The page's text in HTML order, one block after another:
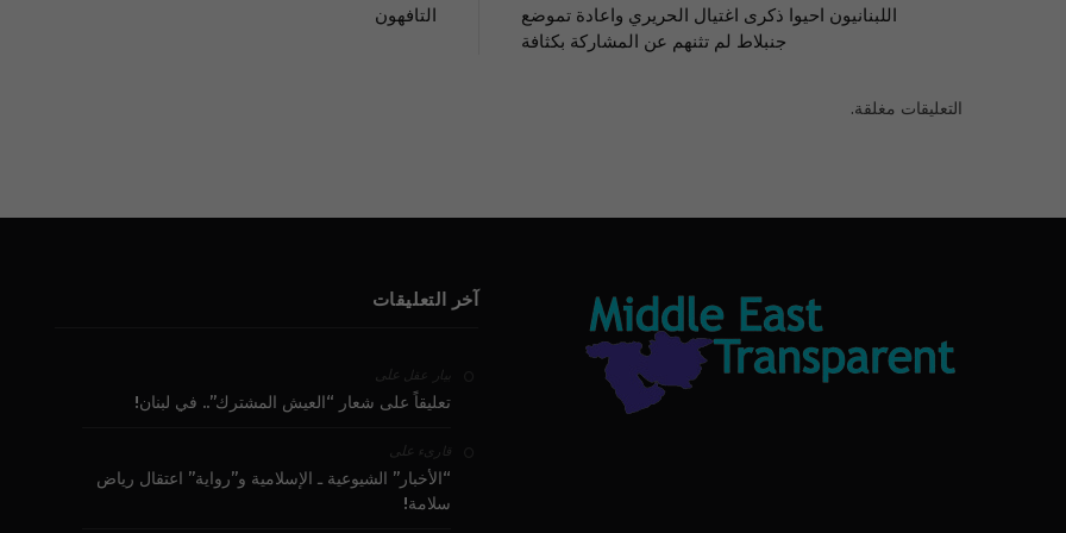
اللبنانيون احيوا ذكرى اغتيال الحريري واعادة تموضع
جنبلاط لم تثنهم عن المشاركة بكثافة
التافهون
التعليقات مغلقة.
آخر التعليقات
بيار عقل على
تعليقاً على شعار “العيش المشترك”.. في لبنان!
قارىء على
“الأخبار” الشيوعية ـ الإسلامية و”رواية” اعتقال رياض
سلامة!